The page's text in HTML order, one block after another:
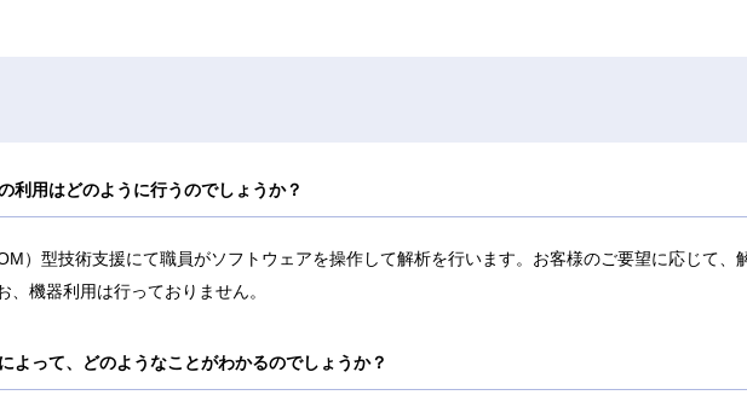
利用はどのように行うのでしょうか？
）型技術支援にて職員がソフトウェアを操作して解析を行います。お客様のご要望に応じて、
、機器利用は行っておりません。
よって、どのようなことがわかるのでしょうか？